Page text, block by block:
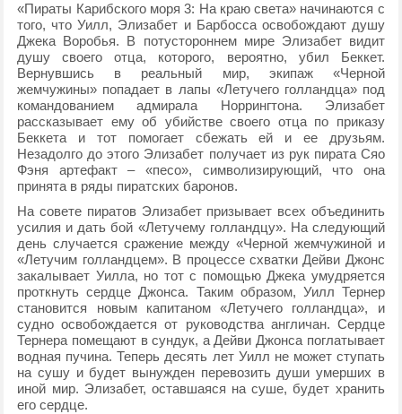
«Пираты Карибского моря 3: На краю света» начинаются с
того, что Уилл, Элизабет и Барбосса освобождают душу
Джека Воробья. В потустороннем мире Элизабет видит
душу своего отца, которого, вероятно, убил Беккет.
Вернувшись в реальный мир, экипаж «Черной
жемчужины» попадает в лапы «Летучего голландца» под
командованием адмирала Норрингтона. Элизабет
рассказывает ему об убийстве своего отца по приказу
Беккета и тот помогает сбежать ей и ее друзьям.
Незадолго до этого Элизабет получает из рук пирата Сяо
Фэня артефакт – «песо», символизирующий, что она
принята в ряды пиратских баронов.
На совете пиратов Элизабет призывает всех объединить
усилия и дать бой «Летучему голландцу». На следующий
день случается сражение между «Черной жемчужиной и
«Летучим голландцем». В процессе схватки Дейви Джонс
закалывает Уилла, но тот с помощью Джека умудряется
проткнуть сердце Джонса. Таким образом, Уилл Тернер
становится новым капитаном «Летучего голландца», и
судно освобождается от руководства англичан. Сердце
Тернера помещают в сундук, а Дейви Джонса поглатывает
водная пучина. Теперь десять лет Уилл не может ступать
на сушу и будет вынужден перевозить души умерших в
иной мир. Элизабет, оставшаяся на суше, будет хранить
его сердце.